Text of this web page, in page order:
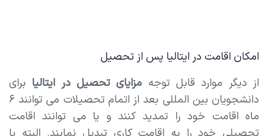
امکان اقامت در ایتالیا پس از تحصیل
از دیگر موارد قابل توجه مزایای تحصیل در ایتالیا برای
دانشجویان بین المللی بعد از اتمام تحصیلات می توانند ۶
ماه اقامت خود را تمدید کنند و یا می توانند اقامت